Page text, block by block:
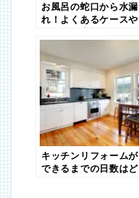
お風呂の蛇口から水漏
れ！よくあるケースや
キッチンリフォームが
できるまでの日数はど